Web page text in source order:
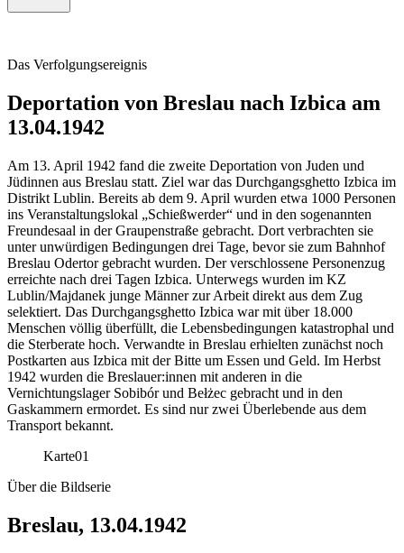
Das Verfolgungsereignis
Deportation von Breslau nach Izbica am
13.04.1942
Am 13. April 1942 fand die zweite Deportation von Juden und
Jüdinnen aus Breslau statt. Ziel war das Durchgangsghetto Izbica im
Distrikt Lublin. Bereits ab dem 9. April wurden etwa 1000 Personen
ins Veranstaltungslokal „Schießwerder“ und in den sogenannten
Freundesaal in der Graupenstraße gebracht. Dort verbrachten sie
unter unwürdigen Bedingungen drei Tage, bevor sie zum Bahnhof
Breslau Odertor gebracht wurden. Der verschlossene Personenzug
erreichte nach drei Tagen Izbica. Unterwegs wurden im KZ
Lublin/Majdanek junge Männer zur Arbeit direkt aus dem Zug
selektiert. Das Durchgangsghetto Izbica war mit über 18.000
Menschen völlig überfüllt, die Lebensbedingungen katastrophal und
die Sterberate hoch. Verwandte in Breslau erhielten zunächst noch
Postkarten aus Izbica mit der Bitte um Essen und Geld. Im Herbst
1942 wurden die Breslauer:innen mit anderen in die
Vernichtungslager Sobibór und Bełżec gebracht und in den
Gaskammern ermordet. Es sind nur zwei Überlebende aus dem
Transport bekannt.
Karte01
Über die Bildserie
Breslau, 13.04.1942